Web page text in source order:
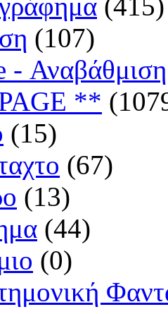
(107)
-
**
(15)
(67)
(13)
(44)
(0)